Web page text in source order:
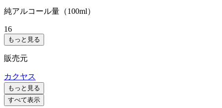
純アルコール量（100ml）
16
もっと見る
販売元
カクヤス
もっと見る
すべて表示